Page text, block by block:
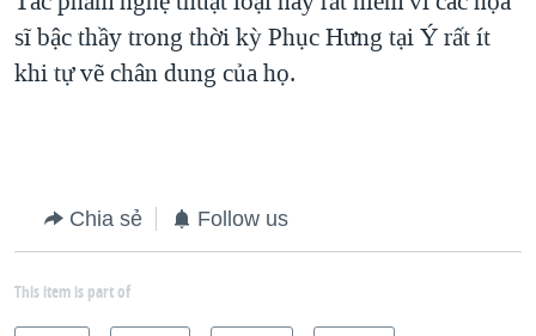
sĩ bậc thầy trong thời kỳ Phục Hưng tại Ý rất ít
khi tự vẽ chân dung của họ.
Chia sẻ Follow us
This item is part of